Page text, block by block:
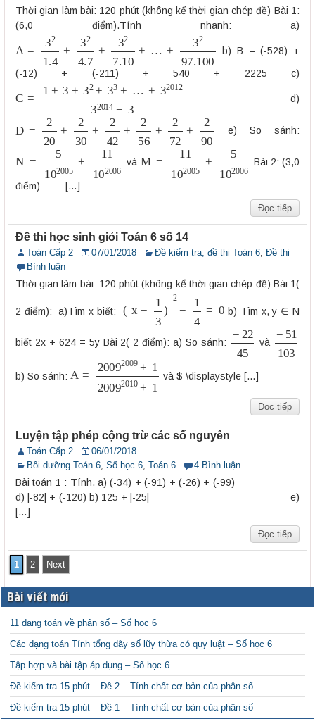
Thời gian làm bài: 120 phút (không kể thời gian chép đề) Bài 1:
(6,0 điểm).Tính nhanh: a)
A 1.4 3 4.7 +3 7.10 + 2 97.100
b) B = (-528) +
(-12) + (-211) + 540 + 2225 c)
C +3 + 32 +33+…
+3 20123 2014−3 d)
D 20+ +2 2 272 90 e) So sánh:
N 2005 + 102006và M= 102005 + 102006Bài 2: (3,0
điểm) […]
Đọc tiếp
Đề thi học sinh giỏi Toán 6 số 14
Toán Cấp 2 07/01/2018 Đề kiểm tra, đề thi Toán 6 Đề thi
Bình luận
Thời gian làm bài: 120 phút (không kể thời gian chép đề) Bài 1(
2 điểm): a)Tìm x biết: ( )2 − 14 0 b) Tìm x, y ∈ N
biết 2x + 624 = 5y Bài 2( 2 điểm): a) So sánh: −2245 và −51103
b) So sánh: A 20092009+1 2009 2010 1
và $ \displaystyle […]
Đọc tiếp
Luyện tập phép cộng trừ các số nguyên
Toán Cấp 2
06/01/2018
Bồi dưỡng Toán 6 Số học 6 Toán 6 4 Bình luận
Bài toán 1 : Tính. a) (-34) + (-91) + (-26) + (-99)
d) |-82| + (-120) b) 125 + |-25| e)
[…]
Đọc tiếp
1 2 Next
Bài viết mới
11 dạng toán về phân số – Số học 6
Các dạng toán Tính tổng dãy số lũy thừa có quy luật – Số học 6
Tập hợp và bài tập áp dụng – Số học 6
Đề kiểm tra 15 phút – Đề 2 – Tính chất cơ bản của phân số
Đề kiểm tra 15 phút – Đề 1 – Tính chất cơ bản của phân số